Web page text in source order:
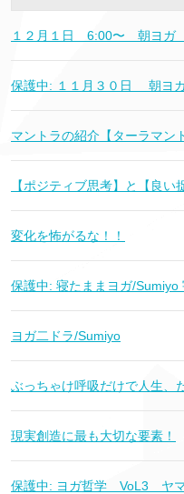
１２月１日 6:00〜 朝ヨガ
保護中: １１月３０日 朝ヨ
マントラの紹介【ターラマン
【ポジティブ思考】と【良い
変化を怖がるな！！
保護中: 寝たままヨガ/Sumiyo
ヨガ二ドラ/Sumiyo
ぶっちゃけ呼吸だけで人生、
現実創造に最も大切な要素！
保護中: ヨガ哲学 VoL3 ヤ